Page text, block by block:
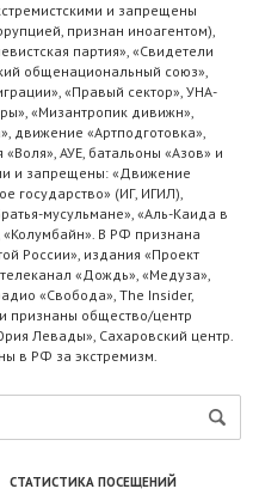
и запрещены
признан иноагентом),
партия», «Свидетели
общенациональный союз»,
«Правый сектор», УНА-
«Мизантропик дивижн»,
движение «Артподготовка»,
АУЕ, батальоны «Азов» и
и запрещены: «Движение
государство» (ИГ, ИГИЛ),
мусульмане», «Аль-Каида в
«Колумбайн». В РФ признана
России», издания «Проект
«Дождь», «Медуза»,
«Свобода», The Insider,
признаны общество/центр
Левады», Сахаровский центр.
в РФ за экстремизм.
СТАТИСТИКА ПОСЕЩЕНИЙ